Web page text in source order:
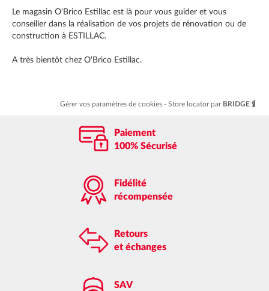
Le magasin O'Brico Estillac est là pour vous guider et vous
conseiller dans la réalisation de vos projets de rénovation ou de
construction à ESTILLAC.
A très bientôt chez O'Brico Estillac.
Gérer vos paramètres de cookies Store locator par BRIDGE
Paiement
100% Sécurisé
Fidélité
récompensée
Retours
et échanges
SAV